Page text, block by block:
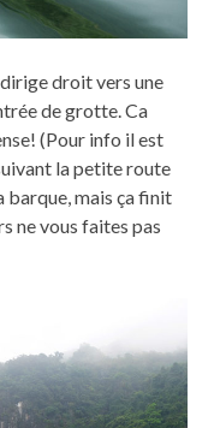
dirige droit vers une
de grotte. Ca
(Pour info il est
la petite route
barque, mais ça finit
ne vous faites pas